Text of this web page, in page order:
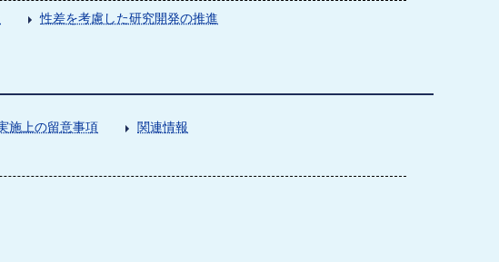
性差を考慮した研究開発の推進
施上の留意事項 関連情報